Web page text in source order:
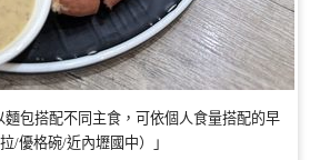
麵包搭配不同主食，可依個人食量搭配的早
/優格碗/近內壢國中）」